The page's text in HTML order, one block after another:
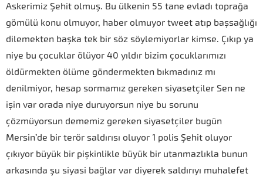
Askerimiz Şehit olmuş. Bu ülkenin 55 tane evladı toprağa
gömülü konu olmuyor, haber olmuyor tweet atıp başsağlığı
dilemekten başka tek bir söz söylemiyorlar kimse. Çıkıp ya
niye bu çocuklar ölüyor 40 yıldır bizim çocuklarımızı
öldürmekten ölüme göndermekten bıkmadınız mı
denilmiyor, hesap sormamız gereken siyasetçiler Sen ne
işin var orada niye duruyorsun niye bu sorunu
çözmüyorsun dememiz gereken siyasetçiler bugün
Mersin’de bir terör saldırısı oluyor 1 polis Şehit oluyor
çıkıyor büyük bir pişkinlikle büyük bir utanmazlıkla bunun
arkasında şu siyasi bağlar var diyerek saldırıyı muhalefet